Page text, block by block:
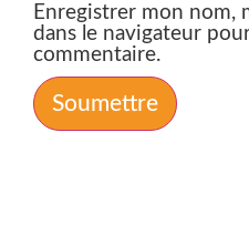
Enregistrer mon nom,
dans le navigateur
commentaire.